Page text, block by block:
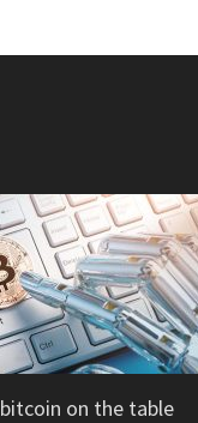
on the table